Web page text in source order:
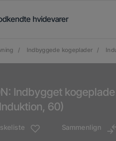
hvidevarer
/ Indbyggede kogeplader /
Indbygget kogeplade
60)
Sammenlign